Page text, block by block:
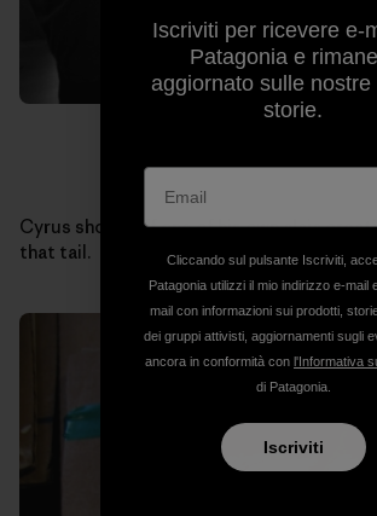
Cyrus shows off one of his own alaia
that tail.
Iscriviti per ricevere e-
Patagonia e
aggiornato sulle nostre
storie.
Cliccando sul pulsante Iscriviti,
Patagonia utilizzi il mio indirizzo e-mail
mail con informazioni sui prodotti,
dei gruppi attivisti, aggiornamenti sugli
ancora in conformità con l'Informativa
di Patagonia.
Iscriviti